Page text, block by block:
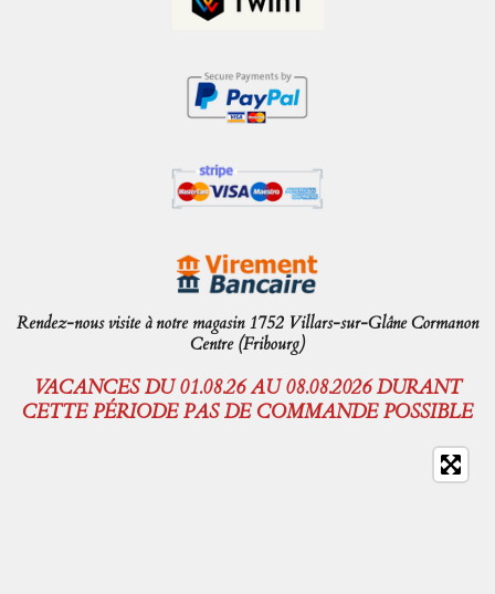
Rendez-nous visite à notre magasin 1752 Villars-sur-Glâne Cormanon
Centre (Fribourg)
VACANCES DU 01.08.26 AU 08.08.2026 DURANT
CETTE PÉRIODE PAS DE COMMANDE POSSIBLE